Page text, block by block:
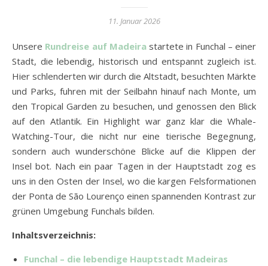
11. Januar 2026
Unsere Rundreise auf Madeirastartete in Funchal – einer
Stadt, die lebendig, historisch und entspannt zugleich ist.
Hier schlenderten wir durch die Altstadt, besuchten Märkte
und Parks, fuhren mit der Seilbahn hinauf nach Monte, um
den Tropical Garden zu besuchen, und genossen den Blick
auf den Atlantik. Ein Highlight war ganz klar die Whale-
Watching-Tour, die nicht nur eine tierische Begegnung,
sondern auch wunderschöne Blicke auf die Klippen der
Insel bot. Nach ein paar Tagen in der Hauptstadt zog es
uns in den Osten der Insel, wo die kargen Felsformationen
der Ponta de São Lourenço einen spannenden Kontrast zur
grünen Umgebung Funchals bilden.
Inhaltsverzeichnis:
Funchal – die lebendige Hauptstadt Madeiras